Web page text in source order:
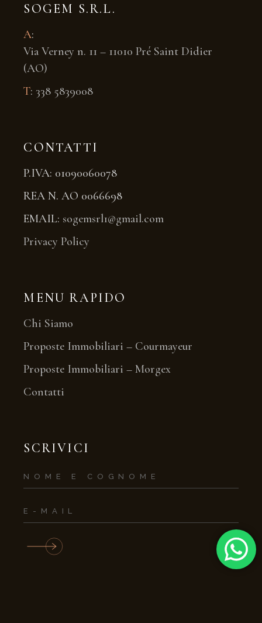
SOGEM S.R.L.
A:
Via Verney n. 11 – 11010 Pré Saint Didier
(AO)
T:338 5839008
CONTATTI
P.IVA: 01090060078
REA N. AO 0066698
EMAIL: sogemsrl1@gmail.com
Privacy Policy
MENU RAPIDO
Chi Siamo
Proposte Immobiliari – Courmayeur
Proposte Immobiliari – Morgex
Contatti
SCRIVICI